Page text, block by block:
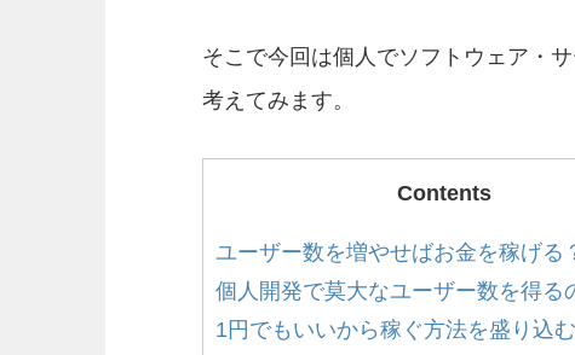
そこで今回は個人でソフトウェア・
考えてみます。
Contents
ユーザー数を増やせばお金を稼げる
個人開発で莫大なユーザー数を得る
1円でもいいから稼ぐ方法を盛り込む